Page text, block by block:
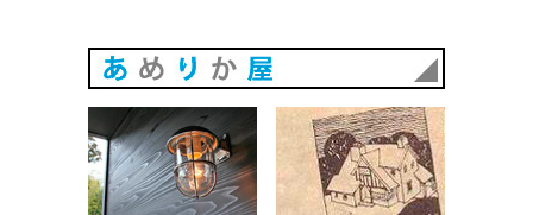
あめりか屋WEBサイト